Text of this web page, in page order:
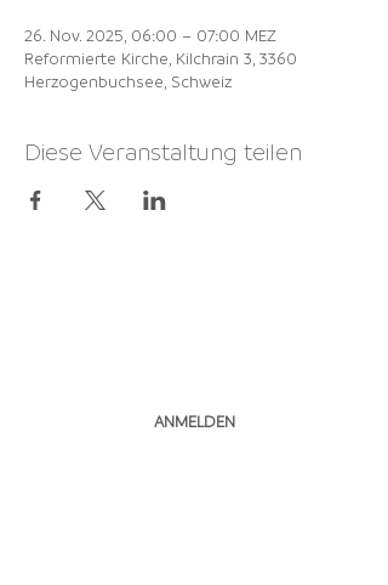
26. Nov. 2025, 06:00 – 07:00 MEZ
Reformierte Kirche, Kilchrain 3, 3360
Herzogenbuchsee, Schweiz
Diese Veranstaltung teilen
ANMELDEN